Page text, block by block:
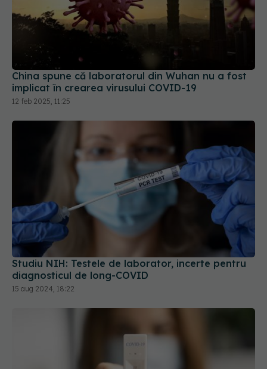
China spune că laboratorul din Wuhan nu a fost
implicat în crearea virusului COVID-19
12 feb 2025, 11:25
Studiu NIH: Testele de laborator, incerte pentru
diagnosticul de long-COVID
15 aug 2024, 18:22